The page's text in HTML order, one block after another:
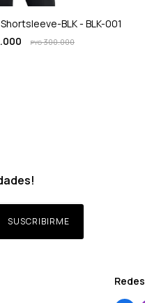
BLK - BLK-001
PYG300.000
Redes
SUSCRIBIRME